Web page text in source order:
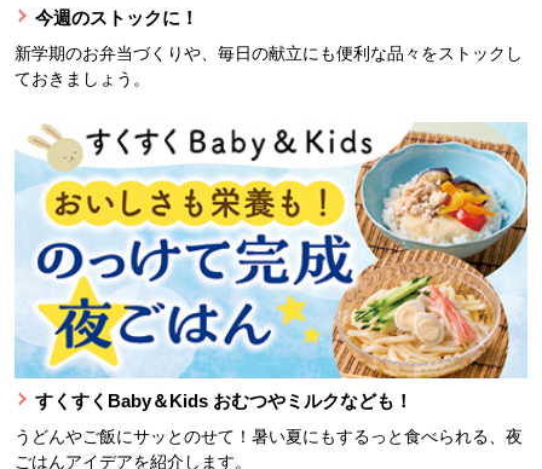
今週のストックに！
新学期のお弁当づくりや、毎日の献立にも便利な品々をストックし
ておきましょう。
すくすくBaby＆Kids おむつやミルクなども！
うどんやご飯にサッとのせて！暑い夏にもするっと食べられる、夜
ごはんアイデアを紹介します。